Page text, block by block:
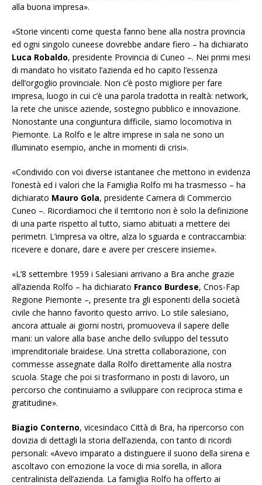
alla buona impresa».
«Storie vincenti come questa fanno bene alla nostra provincia
ed ogni singolo cuneese dovrebbe andare fiero – ha dichiarato
Luca Robaldo, presidente Provincia di Cuneo –. Nei primi mesi
di mandato ho visitato l’azienda ed ho capito l’essenza
dell’orgoglio provinciale. Non c’è posto migliore per fare
impresa, luogo in cui c’è una parola tradotta in realtà: network,
la rete che unisce aziende, sostegno pubblico e innovazione.
Nonostante una congiuntura difficile, siamo locomotiva in
Piemonte. La Rolfo e le altre imprese in sala ne sono un
illuminato esempio, anche in momenti di crisi».
«Condivido con voi diverse istantanee che mettono in evidenza
l’onestà ed i valori che la Famiglia Rolfo mi ha trasmesso – ha
dichiarato Mauro Gola, presidente Camera di Commercio
Cuneo –. Ricordiamoci che il territorio non è solo la definizione
di una parte rispetto al tutto, siamo abituati a mettere dei
perimetri. L’impresa va oltre, alza lo sguarda e contraccambia:
ricevere e donare, dare e avere per crescere insieme».
«L’8 settembre 1959 i Salesiani arrivano a Bra anche grazie
all’azienda Rolfo – ha dichiarato Franco Burdese, Cnos-Fap
Regione Piemonte –, presente tra gli esponenti della società
civile che hanno favorito questo arrivo. Lo stile salesiano,
ancora attuale ai giorni nostri, promuoveva il sapere delle
mani: un valore alla base anche dello sviluppo del tessuto
imprenditoriale braidese. Una stretta collaborazione, con
commesse assegnate dalla Rolfo direttamente alla nostra
scuola. Stage che poi si trasformano in posti di lavoro, un
percorso che continuiamo a sviluppare con reciproca stima e
gratitudine».
Biagio Conterno, vicesindaco Città di Bra, ha ripercorso con
dovizia di dettagli la storia dell’azienda, con tanto di ricordi
personali: «Avevo imparato a distinguere il suono della sirena e
ascoltavo con emozione la voce di mia sorella, in allora
centralinista dell’azienda. La famiglia Rolfo ha offerto ai